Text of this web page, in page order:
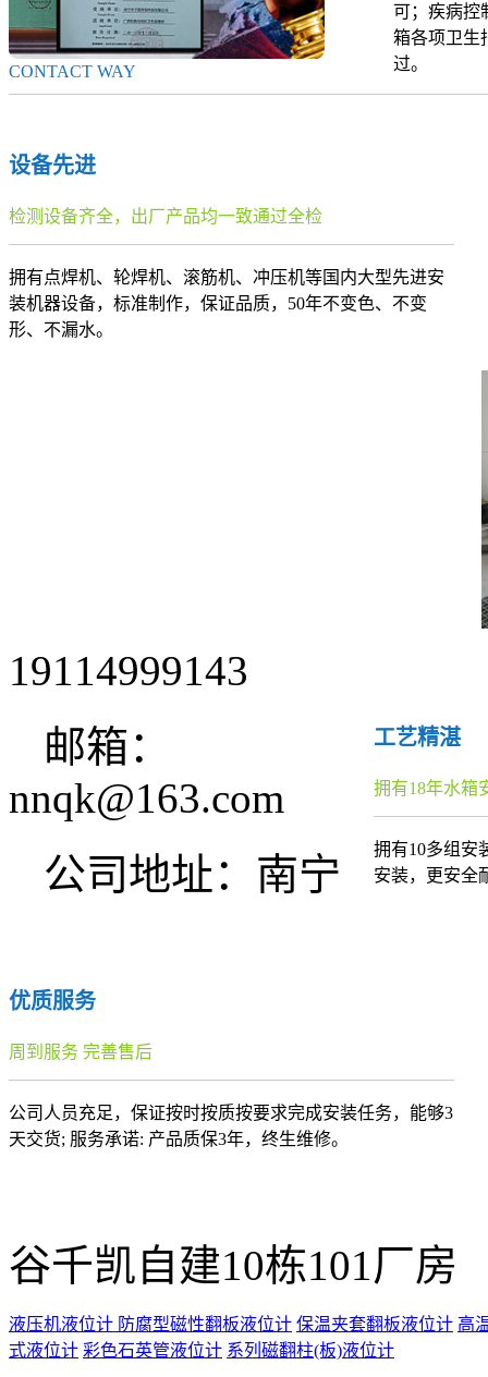
可；疾病控
箱各项卫生
过。
设备先进
检测设备齐全，出厂产品均一致通过全检
拥有点焊机、轮焊机、滚筋机、冲压机等国内大型先进安
装机器设备，标准制作，保证品质，50年不变色、不变
形、不漏水。
工艺精湛
拥有18年水箱
拥有10多组安
安装，更安全
优质服务
周到服务 完善售后
公司人员充足，保证按时按质按要求完成安装任务，能够3
天交货; 服务承诺: 产品质保3年，终生维修。
CONTACT WAY
19114999143
邮箱：
nnqk@163.com
公司地址：南宁
谷千凯自建10栋101厂房
液压机液位计 防腐型磁性翻板液位计 保温夹套翻板液位计 高
式液位计 彩色石英管液位计 系列磁翻柱(板)液位计